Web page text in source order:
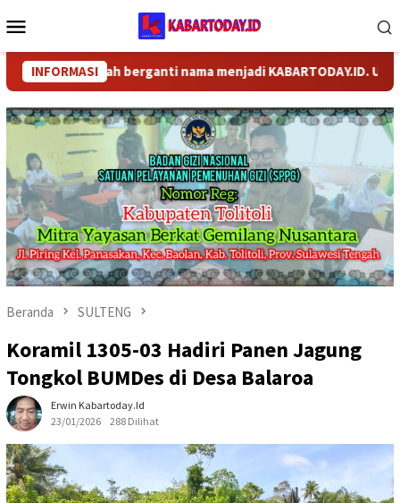
ke
Mobile
INFORMASItelah berganti nama menjadi KABARTODAY.ID.
Beranda SULTENG
Koramil 1305-03 Hadiri Panen Jagung
Tongkol BUMDes di Desa Balaroa
Erwin Kabartoday.id
23/01/2026
288 Dilihat